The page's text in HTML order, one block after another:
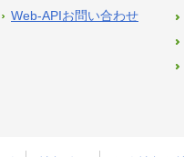
Web-APIお問い合わせ